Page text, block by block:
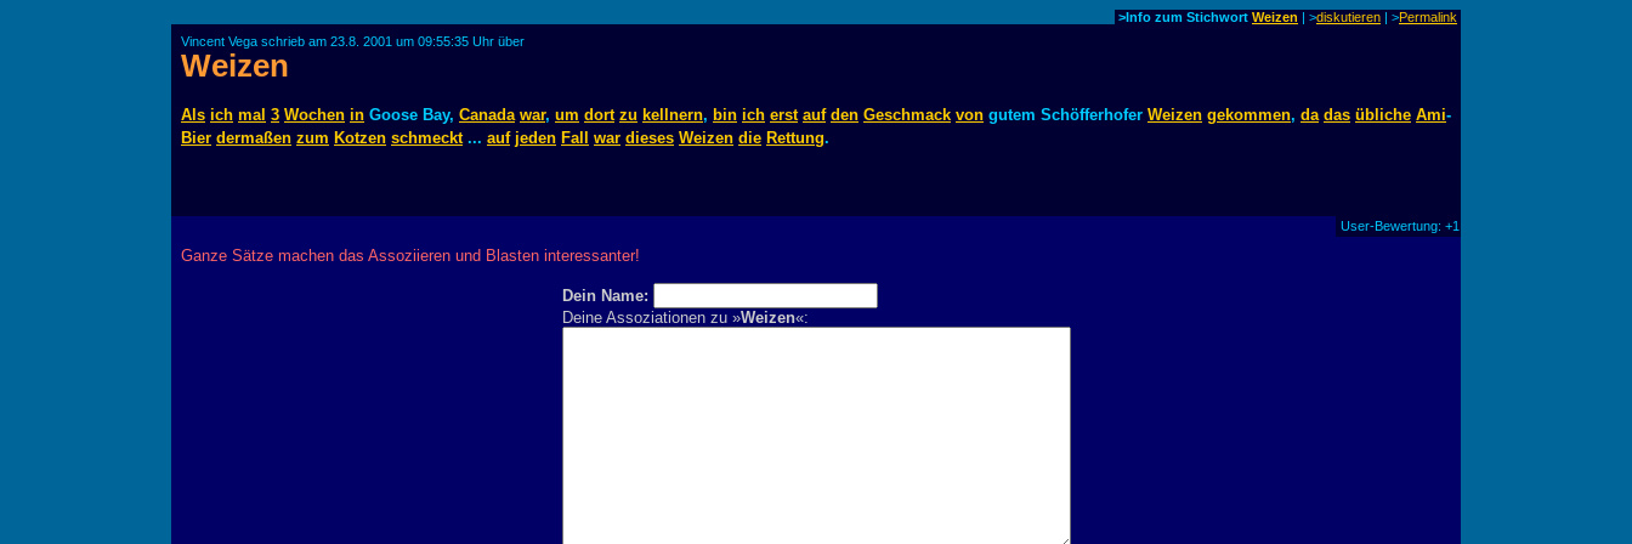
>Info zum Stichwort Weizen | >diskutieren | >Permalink
Vincent Vega schrieb am 23.8. 2001 um 09:55:35 Uhr über
Weizen
Als ich mal 3 Wochen in Goose Bay, Canada war, um dort zu kellnern, bin ich erst auf den Geschmack von gutem Schöfferhofer Weizen gekommen, da das übliche Ami-
Bier dermaßen zum Kotzen schmeckt... auf jeden Fall war dieses Weizen die Rettung.
User-Bewertung: +1
Ganze Sätze machen das Assoziieren und Blasten interessanter!
Dein Name:
Deine Assoziationen zu »Weizen«: